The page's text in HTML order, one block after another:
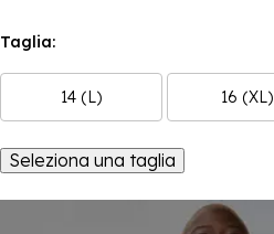
Taglia:
14 (L) 16 (XL)
Seleziona una taglia